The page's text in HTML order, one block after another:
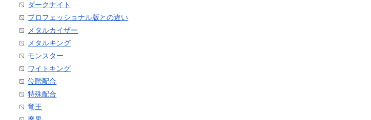
ダークナイト
プロフェッショナル版との違い
メタルカイザー
メタルキング
モンスター
ワイトキング
位階配合
特殊配合
竜王